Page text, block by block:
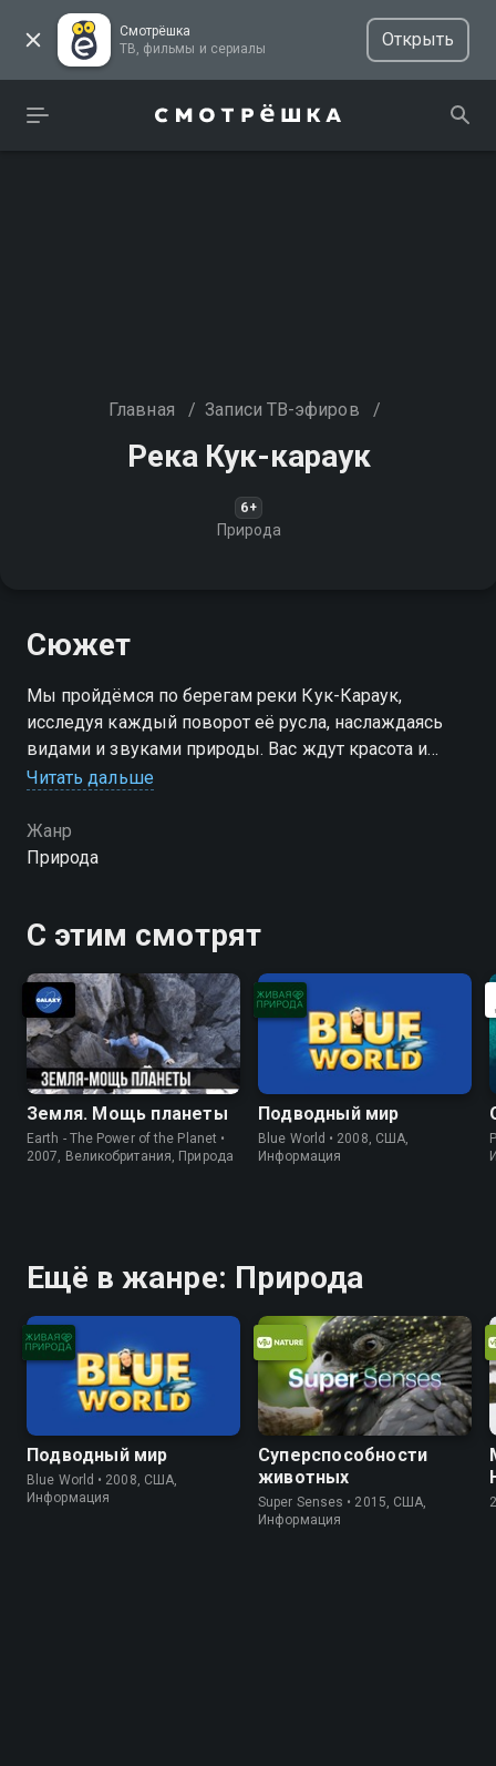
Смотрёшка
ТВ, фильмы и сериалы
Открыть
Главная / Записи ТВ-эфиров /
Река Кук-караук
6+
Природа
Сюжет
Мы пройдёмся по берегам реки Кук-Караук,
исследуя каждый поворот её русла, наслаждаясь
видами и звуками природы. Вас ждут красота и
спокойствие!
Читать дальше
Жанр
Природа
С этим смотрят
Земля. Мощь планеты
Earth - The Power of the Planet •
2007, Великобритания, Природа
Подводный мир
Blue World • 2008, США,
Информация
Ещё в жанре: Природа
Подводный мир
Blue World • 2008, США,
Информация
Суперспособности
животных
Super Senses • 2015, США,
Информация